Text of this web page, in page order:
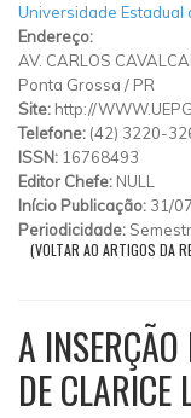
Universidade Estadual
Endereço:
AV. CARLOS
Ponta Grossa / PR
Site: http://
Telefone: (42) 3220-
ISSN: 16768493
Editor Chefe: NULL
Início Publicação: 31/
Periodicidade:
(VOLTAR AO ARTIGOS DA
A
DE CLARICE